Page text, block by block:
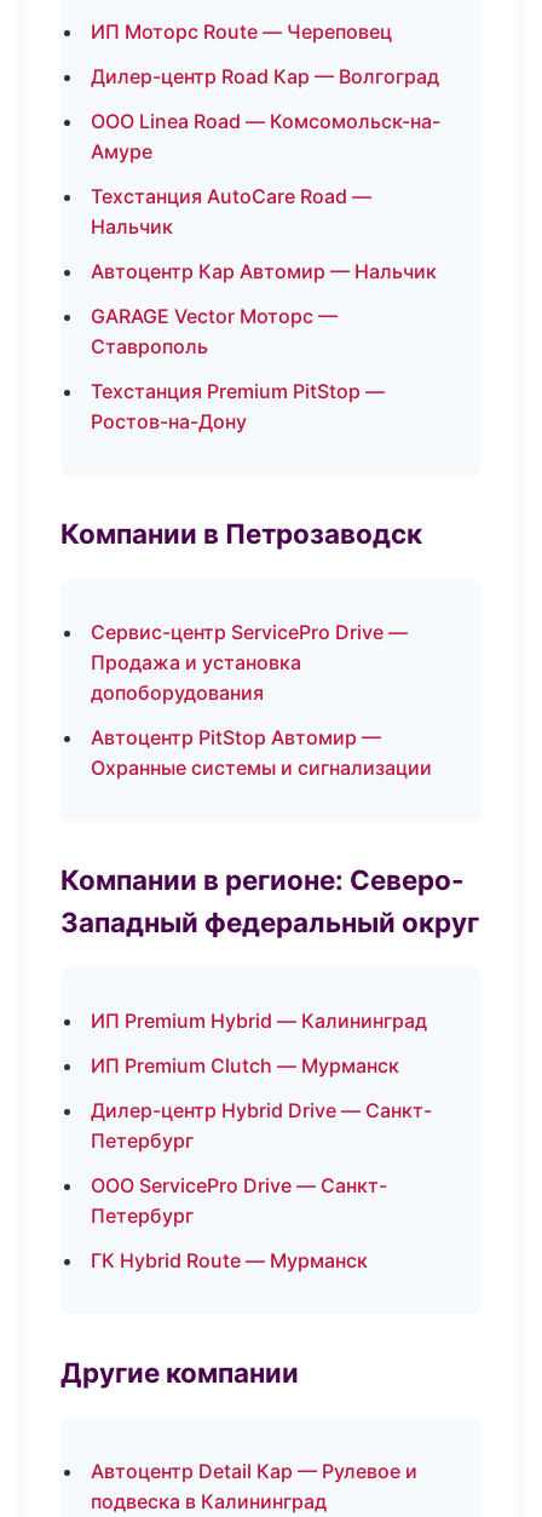
ИП Моторс Route — Череповец
Дилер-центр Road Кар — Волгоград
ООО Linea Road — Комсомольск-на-
Амуре
Техстанция AutoCare Road —
Нальчик
Автоцентр Кар Автомир — Нальчик
GARAGE Vector Моторс —
Ставрополь
Техстанция Premium PitStop —
Ростов-на-Дону
Компании в Петрозаводск
Сервис-центр ServicePro Drive —
Продажа и установка
допоборудования
Автоцентр PitStop Автомир —
Охранные системы и сигнализации
Компании в регионе: Северо-
Западный федеральный округ
ИП Premium Hybrid — Калининград
ИП Premium Clutch — Мурманск
Дилер-центр Hybrid Drive — Санкт-
Петербург
ООО ServicePro Drive — Санкт-
Петербург
ГК Hybrid Route — Мурманск
Другие компании
Автоцентр Detail Кар — Рулевое и
подвеска в Калининград